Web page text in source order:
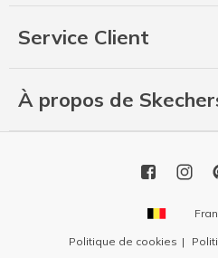
Service Client
À propos de
Politique de cookies